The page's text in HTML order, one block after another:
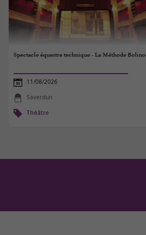
Spectacle équestre technique - La Méthode Bolino
11/08/2026
Saverdun
Théâtre